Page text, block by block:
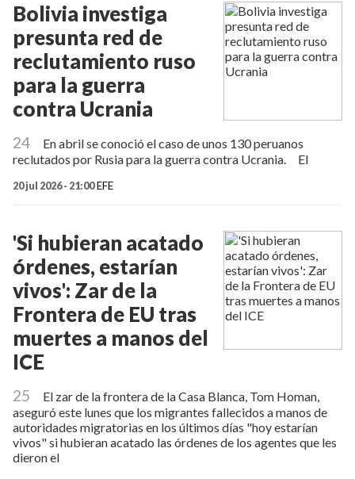
Bolivia investiga
presunta red de
reclutamiento ruso
para la guerra
contra Ucrania
24
En abril se conoció el caso de unos 130 peruanos
reclutados por Rusia para la guerra contra Ucrania. El
20 jul 2026 - 21:00EFE
'Si hubieran acatado
órdenes, estarían
vivos': Zar de la
Frontera de EU tras
muertes a manos del
ICE
25
El zar de la frontera de la Casa Blanca, Tom Homan,
aseguró este lunes que los migrantes fallecidos a manos de
autoridades migratorias en los últimos días "hoy estarían
vivos" si hubieran acatado las órdenes de los agentes que les
dieron el